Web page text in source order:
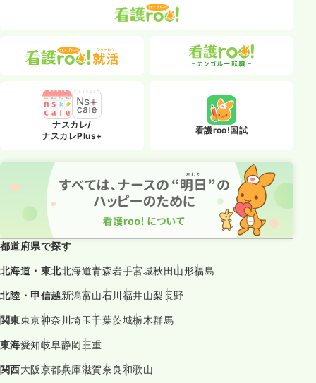
ナスカレ/
ナスカレPlus+
看護roo!国試
都道府県で探す
北海道・東北北海道青森岩手宮城秋田山形福島
北陸・甲信越新潟富山石川福井山梨長野
関東東京神奈川埼玉千葉茨城栃木群馬
東海愛知岐阜静岡三重
関西大阪京都兵庫滋賀奈良和歌山